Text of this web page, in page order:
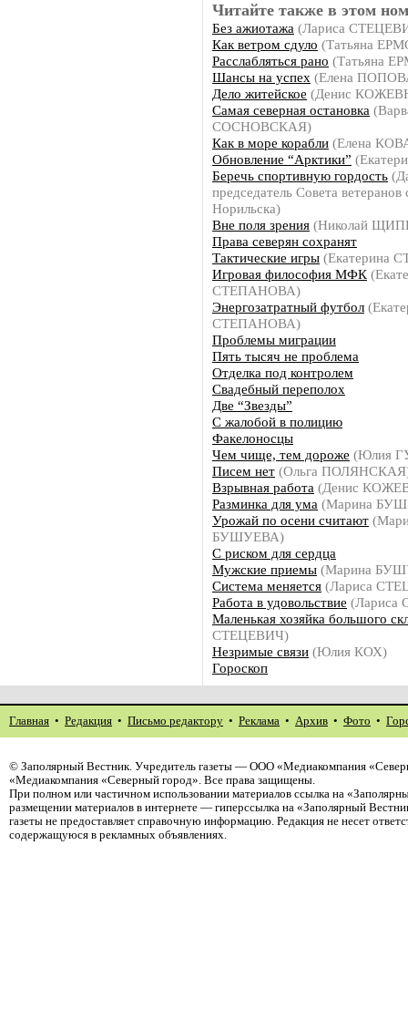
Читайте также в этом
Без ажиотажа (Лариса
Как ветром сдуло (Татьяна
Расслабляться рано (Татьяна
Шансы на успех (Елена
Дело житейское (Денис
Самая северная остановка
СОСНОВСКАЯ)
Как в море корабли (Елена
Обновление “Арктики”
Беречь спортивную гордость
председатель Совета ветеранов
Норильска)
Вне поля зрения (Николай
Права северян сохранят
Тактические игры (Екатерина
Игровая философия МФК
СТЕПАНОВА)
Энергозатратный футбол
СТЕПАНОВА)
Проблемы миграции
Пять тысяч не проблема
Отделка под контролем
Свадебный переполох
Две “Звезды”
С жалобой в полицию
Факелоносцы
Чем чище, тем дороже (Юлия
Писем нет (Ольга
Взрывная работа (Денис
Разминка для ума (Марина
Урожай по осени считают
БУШУЕВА)
С риском для сердца
Мужские приемы (Марина
Система меняется (Лариса
Работа в удовольствие (Лариса
Маленькая хозяйка большого
СТЕЦЕВИЧ)
Незримые связи (Юлия КОХ)
Гороскоп
Главная • Редакция • Письмо редактору • Реклама • Архив • Фото •
© Заполярный Вестник. Учредитель газеты — ООО «Медиакомпания
«Медиакомпания «Северный город». Все права защищены.
При полном или частичном использовании материалов ссылка на
размещении материалов в интернете — гиперссылка на «Заполярный
газеты не предоставляет справочную информацию. Редакция не несет
содержащуюся в рекламных объявлениях.